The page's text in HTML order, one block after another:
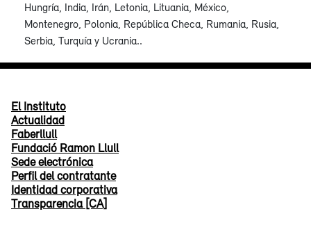
Hungría, India, Irán, Letonia, Lituania, México,
Montenegro, Polonia, República Checa, Rumania, Rusia,
Serbia, Turquía y Ucrania..
El Instituto
Actualidad
Faberllull
Fundació Ramon Llull
Sede electrónica
Perfil del contratante
Identidad corporativa
Transparencia [CA]